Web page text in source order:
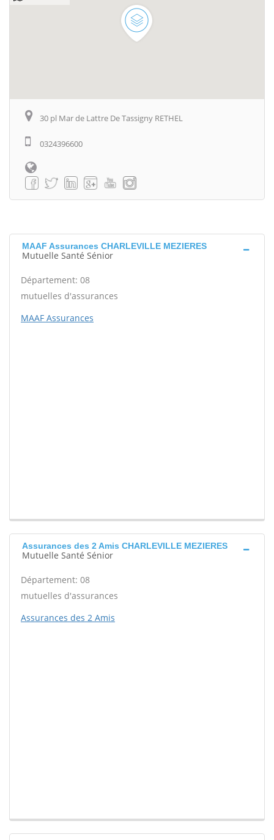
30 pl Mar de Lattre De Tassigny RETHEL
0324396600
MAAF Assurances CHARLEVILLE MEZIERES
Mutuelle Santé Sénior
Département: 08
mutuelles d'assurances
MAAF Assurances
Assurances des 2 Amis CHARLEVILLE MEZIERES
Mutuelle Santé Sénior
Département: 08
mutuelles d'assurances
Assurances des 2 Amis